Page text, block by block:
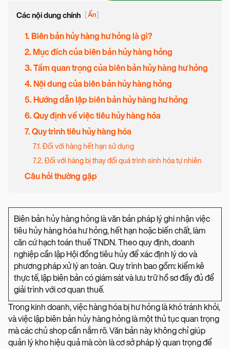
Các nội dung chính [Ẩn]
1. Biên bản hủy hàng hư hỏng là gì?
2. Mục đích của biên bản hủy hàng hỏng
3. Tầm quan trọng của biên bản hủy hàng hư hỏng
4. Nội dung của biên bản hủy hàng hỏng
5. Hướng dẫn lập biên bản hủy hàng hư hỏng
6. Quy định về việc tiêu hủy hàng hóa
7. Quy trình tiêu hủy hàng hóa
7.1. Đối với hàng hết hạn sử dụng
7.2. Đối với hàng bị thay đổi quá trình sinh hóa tự nhiên
Câu hỏi thường gặp
Biên bản hủy hàng hỏng là văn bản pháp lý ghi nhận việc
tiêu hủy hàng hóa hư hỏng, hết hạn hoặc biến chất, làm
căn cứ hạch toán thuế TNDN. Theo quy định, doanh
nghiệp cần lập Hội đồng tiêu hủy để xác định lý do và
phương pháp xử lý an toàn. Quy trình bao gồm: kiểm kê
thực tế, lập biên bản có giám sát và lưu trữ hồ sơ đầy đủ để
giải trình với cơ quan thuế.
Trong kinh doanh, việc hàng hóa bị hư hỏng là khó tránh khỏi,
và việc lập biên bản hủy hàng hỏng là một thủ tục quan trọng
mà các chủ shop cần nắm rõ. Văn bản này không chỉ giúp
quản lý kho hiệu quả mà còn là cơ sở pháp lý quan trọng để